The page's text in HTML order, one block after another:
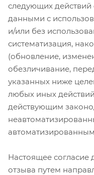
следующих
данными с
и/или без
систематизация,
(обновление,
обезличивание,
указанных ниже
любых иных
действующим
Настоящее согласие
отзыва путем